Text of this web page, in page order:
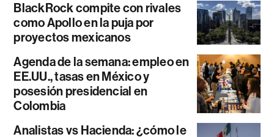
BlackRock compite con rivales
como Apollo en la puja por
proyectos mexicanos
Agenda de la semana: empleo en
EE.UU., tasas en México y
posesión presidencial en
Colombia
Analistas vs Hacienda: ¿cómo le